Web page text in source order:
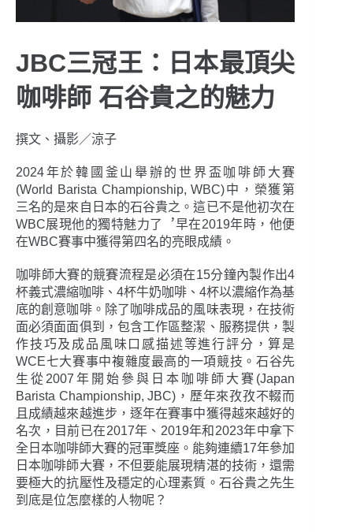
JBC三冠王：日本最頂尖
咖啡師 石谷貴之的魅力
撰文、攝影／涼子
2024年於韓國釜山舉辦的世界盃咖啡師大賽
(World Barista Championship, WBC)中，榮獲第
三名的是來自日本的石谷貴之。這已不是他初次在
WBC展現他的獨特魅力了︐早在2019年時，他便
在WBC賽事中獲得第四名的亮眼成績。
咖啡師大賽的競賽流程是必須在15分鐘內製作出4
杯義式濃縮咖啡、4杯牛奶咖啡、4杯以濃縮作為基
底的創意咖啡。除了咖啡成品的風味表現，在技術
面必須面面俱到，包含工作區整潔、服務提供，製
作技巧及成品風味口感描述等進行評分，算是
WCE七大賽事中複雜度最高的一項競技。石谷先
生從2007年開始參與日本咖啡師大賽(Japan
Barista Championship, JBC)，歷年來孜孜不輟而
且成績越來越進步，逐年在賽事中獲得越來越好的
名次，目前已在2017年、2019年和2023年中拿下
全日本咖啡師大賽的冠軍獎座。能夠連續17年參加
日本咖啡師大賽，不但要能展現精湛的技術，還需
要極大的抗壓性及穩定的心理素質。石谷貴之先生
到底是位怎麼樣的人物呢？